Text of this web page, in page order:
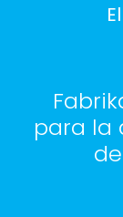
para la